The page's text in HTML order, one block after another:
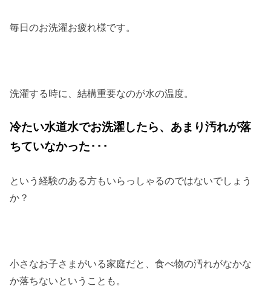
毎日のお洗濯お疲れ様です。
洗濯する時に、結構重要なのが水の温度。
冷たい水道水でお洗濯したら、あまり汚れが落
ちていなかった･･･
という経験のある方もいらっしゃるのではないでしょう
か？
小さなお子さまがいる家庭だと、食べ物の汚れがなかな
か落ちないということも。